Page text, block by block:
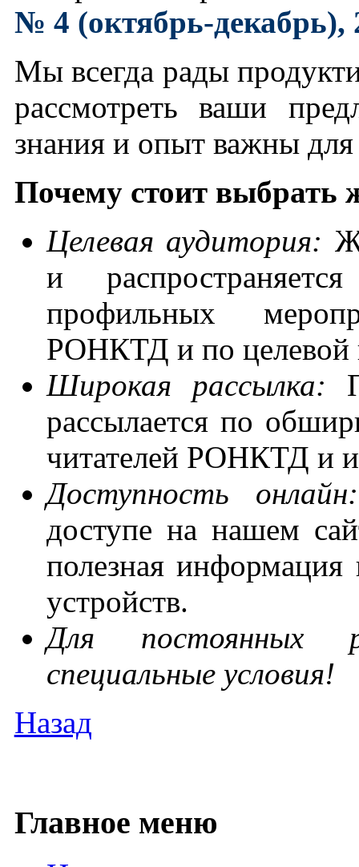
№ 4 (октябрь-декабрь),
Мы всегда рады
рассмотреть ваши
знания и опыт важны
Почему стоит выбрать
Целевая аудитория:
и
профильных
РОНКТД и по целевой
Широкая рассылка:
рассылается по
читателей РОНКТД и
Доступность
доступе на нашем
полезная
устройств.
Для постоянных
специальные условия!
Назад
Главное меню